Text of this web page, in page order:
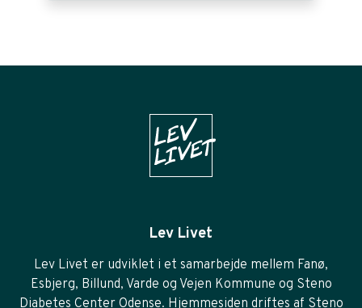
Lev Livet
Lev Livet er udviklet i et samarbejde mellem Fanø,
Esbjerg, Billund, Varde og Vejen Kommune og Steno
Diabetes Center Odense. Hjemmesiden driftes af Steno